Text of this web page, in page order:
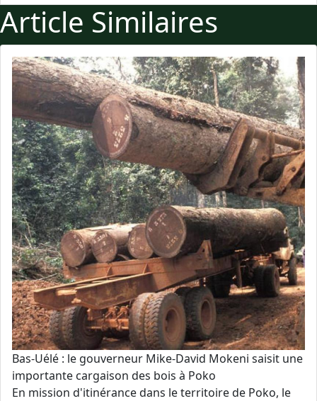
Article Similaires
Bas-Uélé : le gouverneur Mike-David Mokeni saisit une
importante cargaison des bois à Poko
En mission d'itinérance dans le territoire de Poko, le